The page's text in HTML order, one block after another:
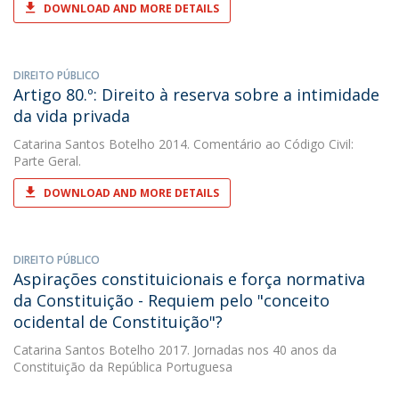
DOWNLOAD AND MORE DETAILS
DIREITO PÚBLICO
Artigo 80.º: Direito à reserva sobre a intimidade
da vida privada
Catarina Santos Botelho 2014. Comentário ao Código Civil:
Parte Geral.
DOWNLOAD AND MORE DETAILS
DIREITO PÚBLICO
Aspirações constituicionais e força normativa
da Constituição - Requiem pelo "conceito
ocidental de Constituição"?
Catarina Santos Botelho 2017. Jornadas nos 40 anos da
Constituição da República Portuguesa